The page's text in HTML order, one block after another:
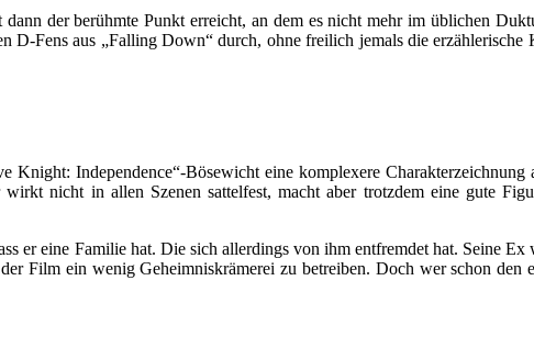
der berühmte Punkt erreicht, an dem es nicht mehr im üblichen
Fens aus „Falling Down“ durch, ohne freilich jemals die erzählerische
Independence“-Bösewicht eine komplexere Charakterzeichnung
nicht in allen Szenen sattelfest, macht aber trotzdem eine gute
er eine Familie hat. Die sich allerdings von ihm entfremdet hat. Seine
Film ein wenig Geheimniskrämerei zu betreiben. Doch wer schon den